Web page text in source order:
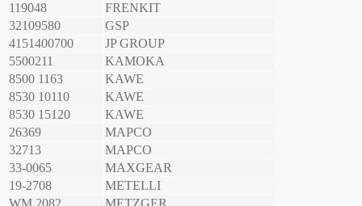
119048
FRENKIT
32109580
GSP
4151400700
JP GROUP
5500211
KAMOKA
8500 1163
KAWE
8530 10110
KAWE
8530 15120
KAWE
26369
MAPCO
32713
MAPCO
33-0065
MAXGEAR
19-2708
METELLI